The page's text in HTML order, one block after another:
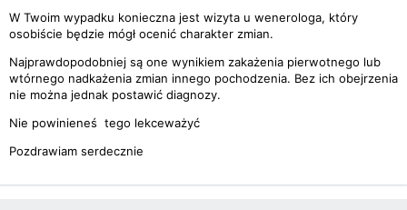
W Twoim wypadku konieczna jest wizyta u wenerologa, który
osobiście będzie mógł ocenić charakter zmian.
Najprawdopodobniej są one wynikiem zakażenia pierwotnego lub
wtórnego nadkażenia zmian innego pochodzenia. Bez ich obejrzenia
nie można jednak postawić diagnozy.
Nie powinieneś tego lekceważyć
Pozdrawiam serdecznie